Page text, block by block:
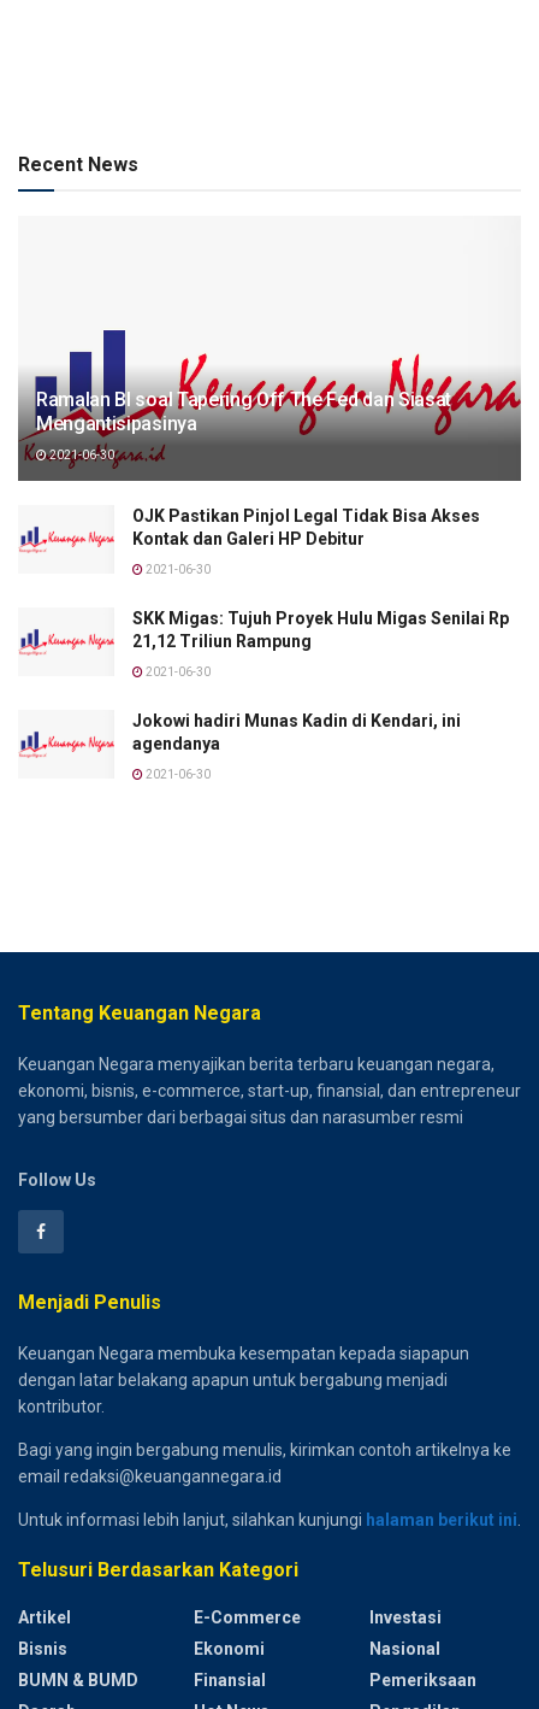
Recent News
Ramalan BI soal Tapering Off The Fed dan Siasat
Mengantisipasinya
2021-06-30
OJK Pastikan Pinjol Legal Tidak Bisa Akses
Kontak dan Galeri HP Debitur
2021-06-30
SKK Migas: Tujuh Proyek Hulu Migas Senilai Rp
21,12 Triliun Rampung
2021-06-30
Jokowi hadiri Munas Kadin di Kendari, ini
agendanya
2021-06-30
Tentang Keuangan Negara
Keuangan Negara menyajikan berita terbaru keuangan negara,
ekonomi, bisnis, e-commerce, start-up, finansial, dan entrepreneur
yang bersumber dari berbagai situs dan narasumber resmi
Follow Us
Menjadi Penulis
Keuangan Negara membuka kesempatan kepada siapapun
dengan latar belakang apapun untuk bergabung menjadi
kontributor.
Bagi yang ingin bergabung menulis, kirimkan contoh artikelnya ke
email redaksi@keuangannegara.id
Untuk informasi lebih lanjut, silahkan kunjungi halaman berikut ini
Telusuri Berdasarkan Kategori
Artikel
Bisnis
BUMN & BUMD
E-Commerce
Ekonomi
Finansial
Investasi
Nasional
Pemeriksaan